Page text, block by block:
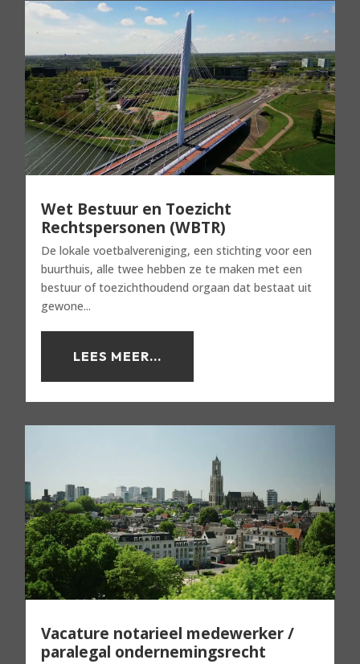
Wet Bestuur en Toezicht
Rechtspersonen (WBTR)
De lokale voetbalvereniging, een stichting voor een
buurthuis, alle twee hebben ze te maken met een
bestuur of toezichthoudend orgaan dat bestaat uit
gewone...
LEES MEER...
Vacature notarieel medewerker /
paralegal ondernemingsrecht